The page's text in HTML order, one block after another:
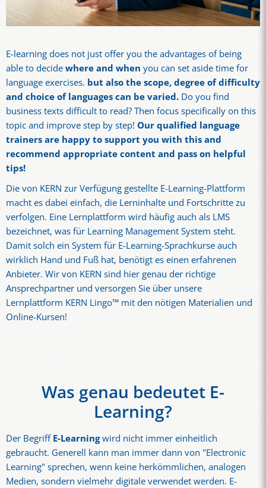
E-learning does not just offer you the advantages of being
able to decidewhere and when you can set aside time for
language exercises. but also the scope, degree of difficulty
and choice of languages can be varied. Do you find
business texts difficult to read? Then focus specifically on this
topic and improve step by step! Our qualified language
trainers are happy to support you with this and
recommend appropriate content and pass on helpful
tips!
Die von KERN zur Verfügung gestellte E-Learning-Plattform
macht es dabei einfach, die Lerninhalte und Fortschritte zu
verfolgen. Eine Lernplattform wird häufig auch als LMS
bezeichnet, was für Learning Management System steht.
Damit solch ein System für E-Learning-Sprachkurse auch
wirklich Hand und Fuß hat, benötigt es einen erfahrenen
Anbieter. Wir von KERN sind hier genau der richtige
Ansprechpartner und versorgen Sie über unsere
Lernplattform KERN Lingo™ mit den nötigen Materialien und
Online-Kursen!
Was genau bedeutet E-
Learning?
Der BegriffE-Learningwird nicht immer einheitlich
gebraucht. Generell kann man immer dann von "Electronic
Learning" sprechen, wenn keine herkömmlichen, analogen
Medien, sondern vielmehr digitale verwendet werden. E-